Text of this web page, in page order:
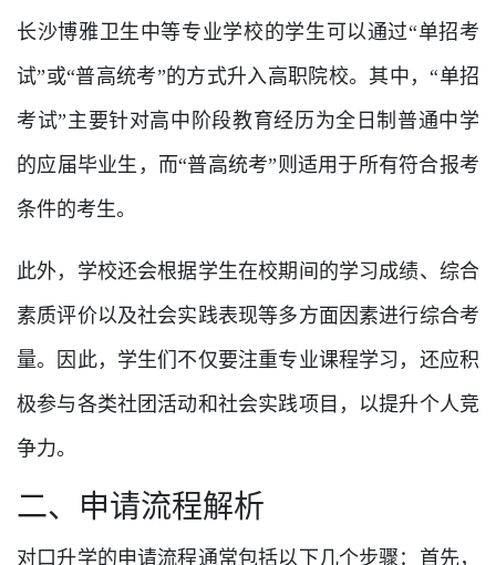
长沙博雅卫生中等专业学校的学生可以通过“单招考
试”或“普高统考”的方式升入高职院校。其中，“单招
考试”主要针对高中阶段教育经历为全日制普通中学
的应届毕业生，而“普高统考”则适用于所有符合报考
条件的考生。
此外，学校还会根据学生在校期间的学习成绩、综合
素质评价以及社会实践表现等多方面因素进行综合考
量。因此，学生们不仅要注重专业课程学习，还应积
极参与各类社团活动和社会实践项目，以提升个人竞
争力。
二、申请流程解析
对口升学的申请流程通常包括以下几个步骤：首先，